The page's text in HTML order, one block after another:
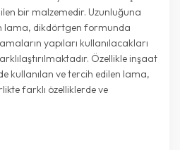
bir malzemedir. Uzunluğuna
lama, dikdörtgen formunda
yapıları kullanılacakları
Özellikle inşaat
kullanılan ve tercih edilen lama,
farklı özelliklerde ve